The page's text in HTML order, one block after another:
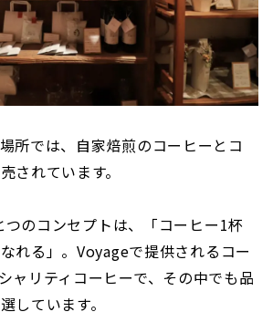
所では、自家焙煎のコーヒーとコ
されています。
のコンセプトは、「コーヒー1杯
れる」。Voyageで提供されるコー
ャリティコーヒーで、その中でも品
しています。